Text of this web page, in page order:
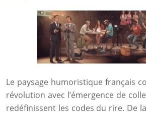
Le paysage humoristique français
révolution avec l’émergence de
redéfinissent les codes du rire. De